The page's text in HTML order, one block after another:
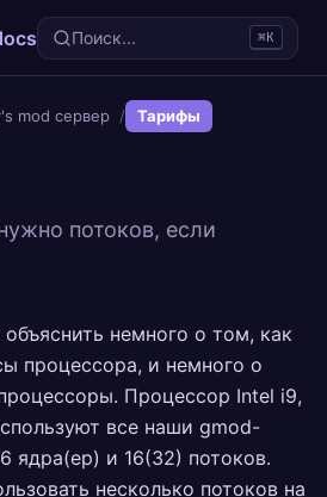
Поиск... ⌘K
mod сервер / Тарифы
потоков, если
немного о том, как
процессора, и немного о
Процессор Intel i9,
все наши gmod-
ядра(ер) и 16(32) потоков.
несколько потоков на